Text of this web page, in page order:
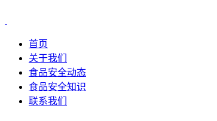
首页
关于我们
食品安全动态
食品安全知识
联系我们